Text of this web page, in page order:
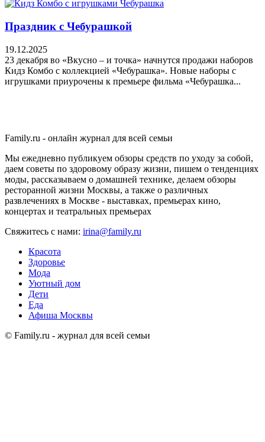
Праздник с Чебурашкой
19.12.2025
23 декабря во «Вкусно – и точка» начнутся продажи наборов
Кидз Комбо с коллекцией «Чебурашка». Новые наборы с
игрушками приурочены к премьере фильма «Чебурашка...
Family.ru - онлайн журнал для всей семьи
Мы ежедневно публикуем обзоры средств по уходу за собой,
даем советы по здоровому образу жизни, пишем о тенденциях
моды, рассказываем о домашней технике, делаем обзоры
ресторанной жизни Москвы, а также о различных
развлечениях в Москве - выставках, премьерах кино,
концертах и театральных премьерах
Свяжитесь с нами: irina@family.ru
Красота
Здоровье
Мода
Уютный дом
Дети
Еда
Афиша Москвы
© Family.ru - журнал для всей семьи